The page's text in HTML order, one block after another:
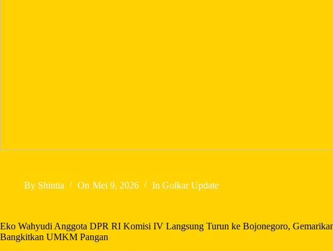
By Shintia On Mei 9, 2026 In Golkar Update
Eko Wahyudi Anggota DPR RI Komisi IV Langsung Turun ke Bojonegoro,
Bangkitkan UMKM Pangan